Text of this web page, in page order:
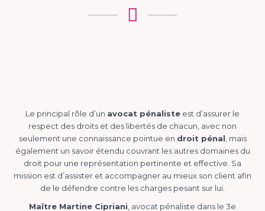
Le principal rôle d’un avocat pénaliste est d’assurer le
respect des droits et des libertés de chacun, avec non
seulement une connaissance pointue en droit pénal , mais
également un savoir étendu couvrant les autres domaines du
droit pour une représentation pertinente et effective. Sa
mission est d’assister et accompagner au mieux son client afin
de le défendre contre les charges pesant sur lui.
Maître Martine Cipriani , avocat pénaliste dans le 3e